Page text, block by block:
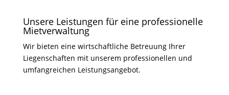
Unsere Leistungen für eine professionelle
Mietverwaltung
Wir bieten eine wirtschaftliche Betreuung Ihrer
Liegenschaften mit unserem professionellen und
umfangreichen Leistungsangebot.